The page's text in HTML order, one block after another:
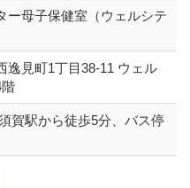
ー母子保健室（ウェルシテ
逸見町1丁目38-11 ウェル
賀駅から徒歩5分、バス停